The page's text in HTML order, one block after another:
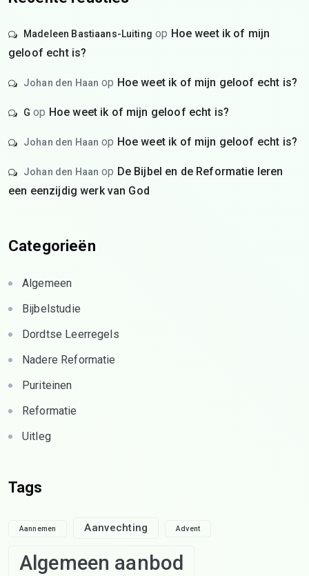
Madeleen Bastiaans-Luiting op Hoe weet ik of mijn
geloof echt is?
Johan den Haan op Hoe weet ik of mijn geloof echt is?
G op Hoe weet ik of mijn geloof echt is?
Johan den Haan op Hoe weet ik of mijn geloof echt is?
Johan den Haan op De Bijbel en de Reformatie leren
een eenzijdig werk van God
Categorieën
Algemeen
Bijbelstudie
Dordtse Leerregels
Nadere Reformatie
Puriteinen
Reformatie
Uitleg
Tags
Aannemen Aanvechting Advent
Algemeen aanbod